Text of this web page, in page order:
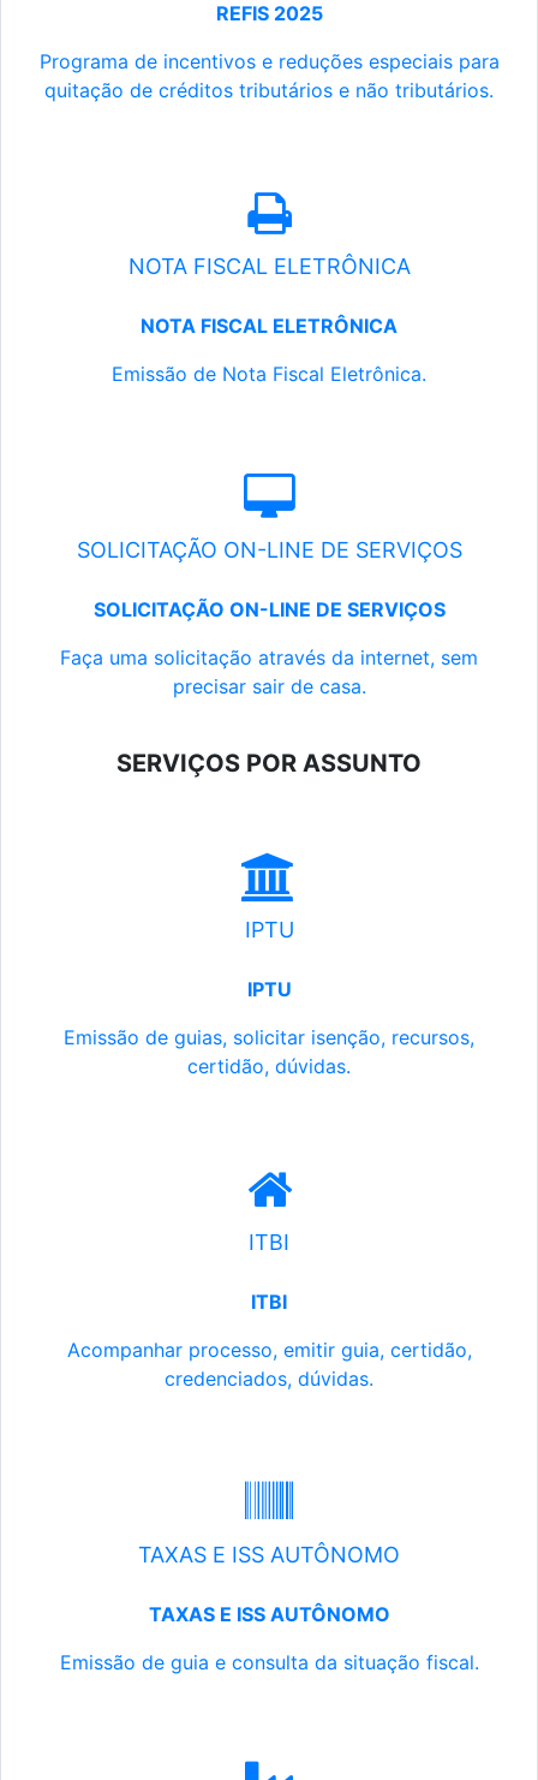
REFIS 2025
Programa de incentivos e reduções especiais para
quitação de créditos tributários e não tributários.
NOTA FISCAL ELETRÔNICA
NOTA FISCAL ELETRÔNICA
Emissão de Nota Fiscal Eletrônica.
SOLICITAÇÃO ON-LINE DE SERVIÇOS
SOLICITAÇÃO ON-LINE DE SERVIÇOS
Faça uma solicitação através da internet, sem
precisar sair de casa.
SERVIÇOS POR ASSUNTO
IPTU
IPTU
Emissão de guias, solicitar isenção, recursos,
certidão, dúvidas.
ITBI
ITBI
Acompanhar processo, emitir guia, certidão,
credenciados, dúvidas.
TAXAS E ISS AUTÔNOMO
TAXAS E ISS AUTÔNOMO
Emissão de guia e consulta da situação fiscal.